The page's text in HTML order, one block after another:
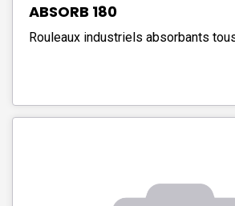
ABSORB 180
Rouleaux industriels absorbants